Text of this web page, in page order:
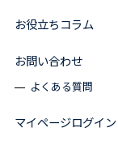
お役立ちコラム
お問い合わせ
よくある質問
マイページログイン